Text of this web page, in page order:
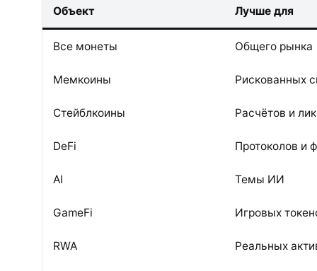
Объект Лучше для
Все монеты Общего рынка
Мемкоины Рискованных
Стейблкоины Расчётов и
DeFi Протоколов и
AI Темы ИИ
GameFi Игровых
RWA Реальных